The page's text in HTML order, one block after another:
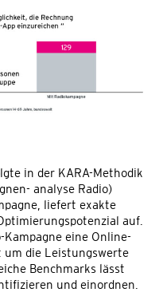
in der KARA-Methodik
analyse Radio)
liefert exakte
auf.
eine Online-
um die Leistungswerte
Benchmarks lässt
und einordnen.